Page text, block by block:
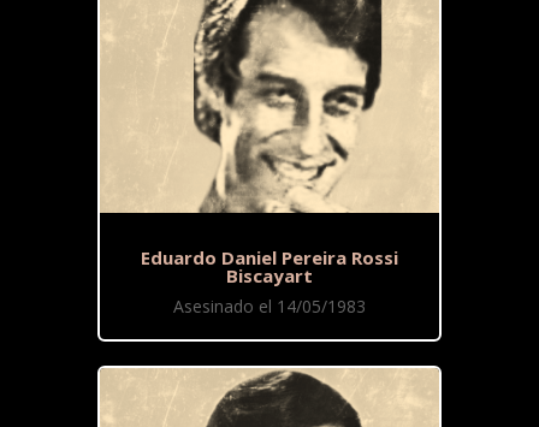
Eduardo Daniel Pereira Rossi
Biscayart
Asesinado el 14/05/1983